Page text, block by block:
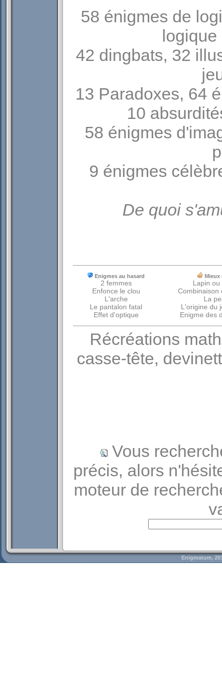
58 énigmes de
logique
42 dingbats, 32
13 Paradoxes, 64
10
58 énigmes
9 énigmes
De quoi
Enigmes au hasard
2 femmes
Enfonce le clou
L'arche
Le pantalon fatal
Effet d'optique
Mieux
Lapin ou
Combinaison
La
L'origine du
Enigme des
Récréations
casse-tête,
Vous
précis, alors
moteur de
Enigmatum,